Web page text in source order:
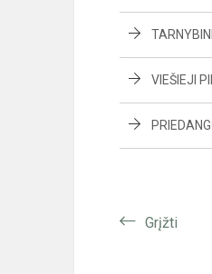
VIEŠIEJI
Grįžti